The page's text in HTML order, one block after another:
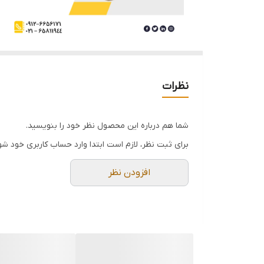
نظرات
شما هم درباره این محصول نظر خود را بنویسید.
برای ثبت نظر، لازم است ابتدا وارد حساب کاربری خود
افزودن نظر